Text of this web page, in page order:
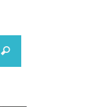
Recherche